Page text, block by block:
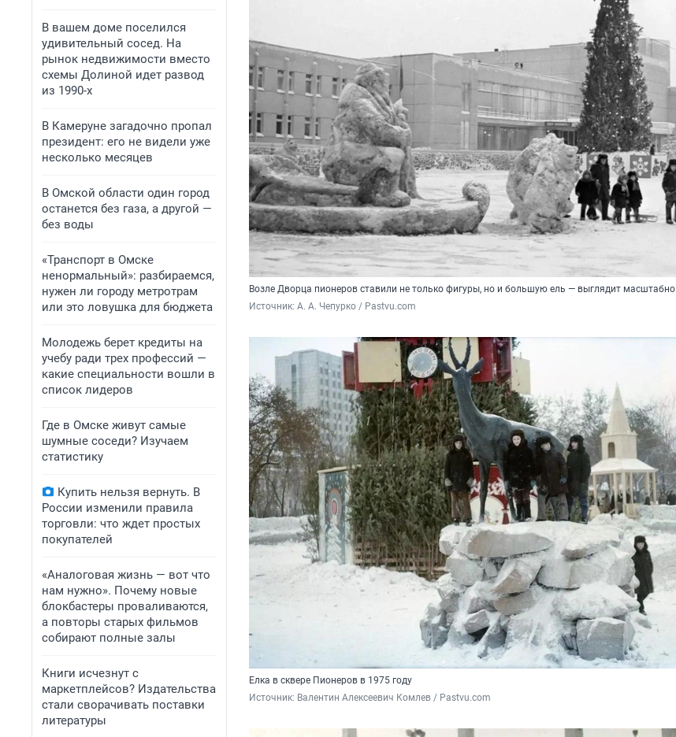
В вашем доме поселился
удивительный сосед. На
рынок недвижимости вместо
схемы Долиной идет развод
из 1990-х
В Камеруне загадочно пропал
президент: его не видели уже
несколько месяцев
В Омской области один город
останется без газа, а другой —
без воды
«Транспорт в Омске
ненормальный»: разбираемся,
нужен ли городу метротрам
или это ловушка для бюджета
Молодежь берет кредиты на
учебу ради трех профессий —
какие специальности вошли в
список лидеров
Где в Омске живут самые
шумные соседи? Изучаем
статистику
Купить нельзя вернуть. В
России изменили правила
торговли: что ждет простых
покупателей
«Аналоговая жизнь — вот что
нам нужно». Почему новые
блокбастеры проваливаются,
а повторы старых фильмов
собирают полные залы
Книги исчезнут с
маркетплейсов? Издательства
стали сворачивать поставки
литературы
Возле Дворца пионеров ставили не только фигуры, но и большую ель — выглядит масштабно
Источник: А. А. Чепурко / Pastvu.com
Елка в сквере Пионеров в 1975 году
Источник: Валентин Алексеевич Комлев / Pastvu.com